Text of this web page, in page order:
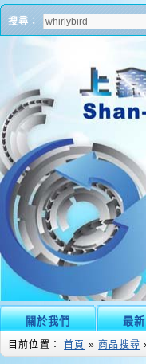
搜尋：
關於我們 最
目前位置： 首頁 » 商品搜尋